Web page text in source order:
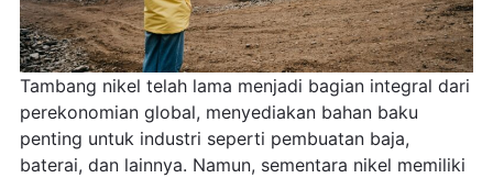
Tambang nikel telah lama menjadi bagian integral dari
perekonomian global, menyediakan bahan baku
penting untuk industri seperti pembuatan baja,
baterai, dan lainnya. Namun, sementara nikel memiliki